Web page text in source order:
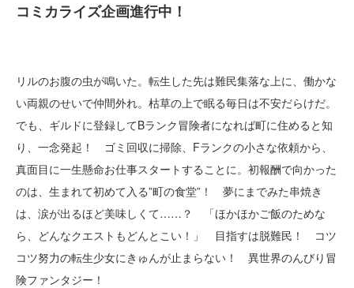
コミカライズ企画進行中！
リルのお腹の虫が鳴いた。転生した先は難民集落な上に、働かな
い両親のせいで仲間外れ。枯草の上で眠る毎日は不安だらけだ。
でも、ギルドに登録してBランク冒険者になれば町に住めると知
り、一念発起！ ゴミ回収に掃除、Fランクの小さな依頼から、
真面目に一生懸命お仕事スタートすることに。初報酬で向かった
のは、生まれて初めて入る”町の食堂”！ 夢にまでみた串焼き
は、涙が出るほど美味しくて……？ 「ほかほかご飯のためな
ら、どんなクエストもどんとこい！」 目指すは脱難民！ コツ
コツ努力の転生少女にきゅんが止まらない！ 異世界のんびり冒
険ファンタジー！